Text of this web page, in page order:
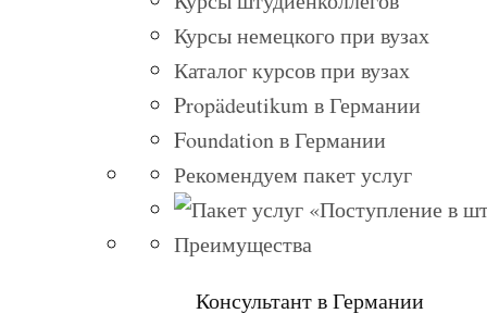
Курсы немецкого при вузах
Каталог курсов при вузах
Propädeutikum в Германии
Foundation в Германии
Рекомендуем пакет услуг
Преимущества
Консультант в Германии